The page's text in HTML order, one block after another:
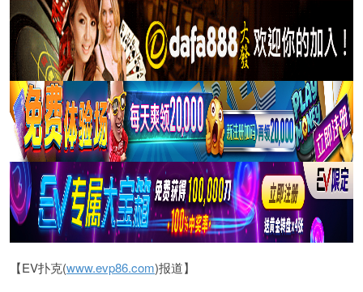
【EV扑克(www.evp86.com)报道】